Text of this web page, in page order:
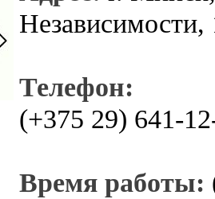
Телефон:
Время работы: